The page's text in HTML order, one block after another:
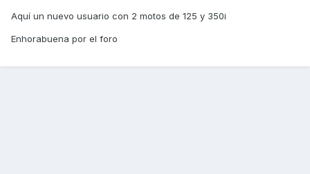
Aquí un nuevo usuario con 2 motos de 125 y 350i
Enhorabuena por el foro